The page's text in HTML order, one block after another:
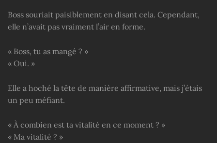
Boss souriait paisiblement en disant cela. Cependant,
elle n’avait pas vraiment l’air en forme.
« Boss, tu as mangé ? »
« Oui. »
Elle a hoché la tête de manière affirmative, mais j’étais
un peu méfiant.
« À combien est ta vitalité en ce moment ? »
« Ma vitalité ? »